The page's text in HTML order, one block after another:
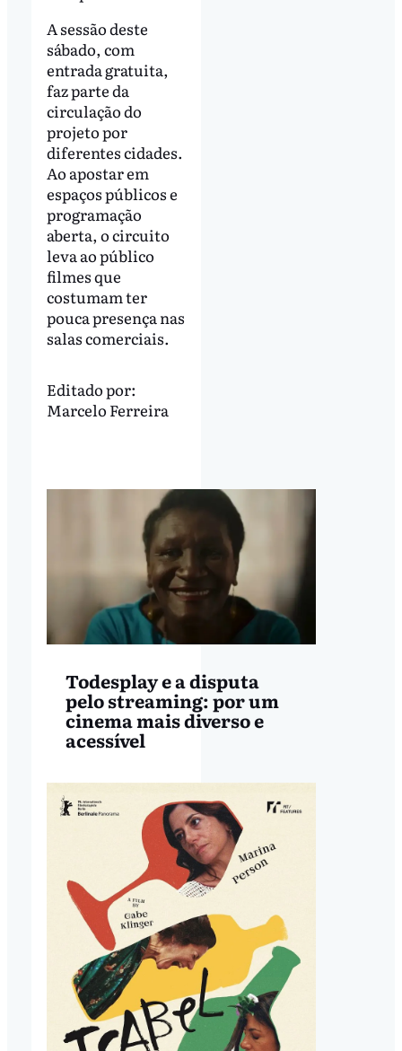
A sessão deste
sábado, com
entrada gratuita,
faz parte da
circulação do
projeto por
diferentes cidades.
Ao apostar em
espaços públicos e
programação
aberta, o circuito
leva ao público
filmes que
costumam ter
pouca presença nas
salas comerciais.
Editado por:
Marcelo Ferreira
Todesplay e a disputa
pelo streaming: por um
cinema mais diverso e
acessível